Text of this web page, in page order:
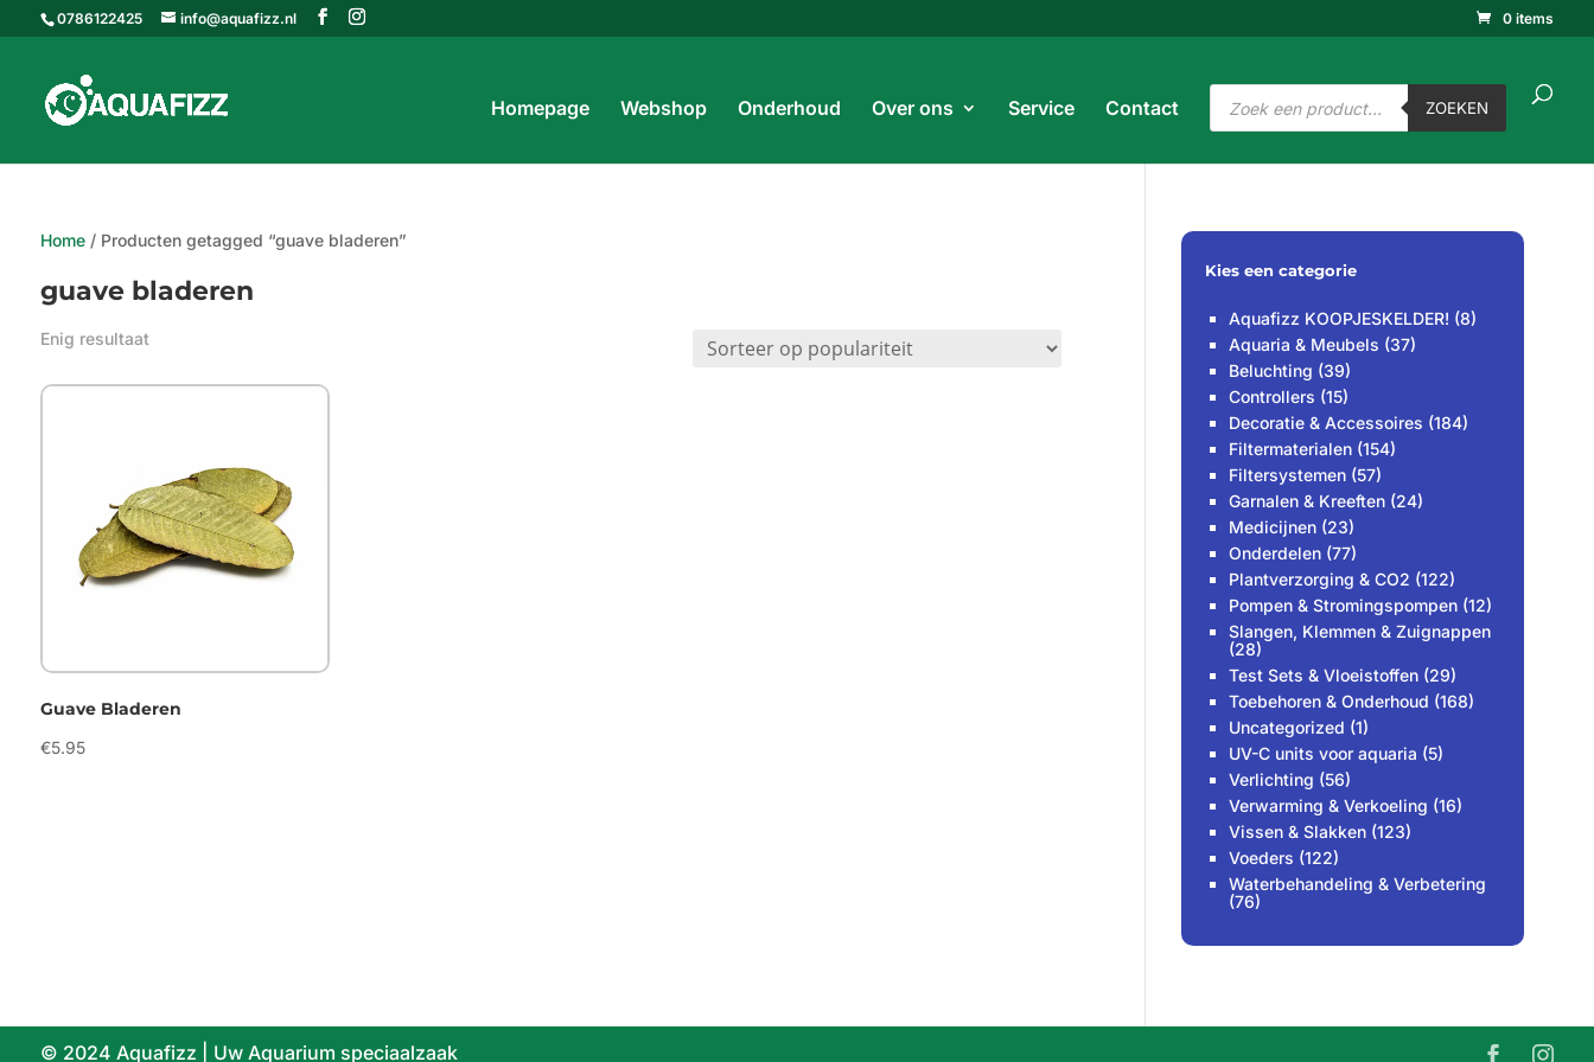
0786122425 info@aquafizz.nl 0 items
Homepage Webshop Onderhoud Over ons Service Contact
Producten
zoeken
ZOEKEN
Producten
Home/ Producten getagged “guave bladeren”
guave bladeren
Enig resultaat
Guave Bladeren
€5.95
Kies een categorie
Aquafizz KOOPJESKELDER! (8)
Aquaria & Meubels (37)
Beluchting (39)
Controllers (15)
Decoratie & Accessoires (184)
Filtermaterialen (154)
Filtersystemen (57)
Garnalen & Kreeften (24)
Medicijnen (23)
Onderdelen (77)
Plantverzorging & CO2 (122)
Pompen & Stromingspompen (12)
Slangen, Klemmen & Zuignappen
(28)
Test Sets & Vloeistoffen (29)
Toebehoren & Onderhoud (168)
Uncategorized (1)
UV-C units voor aquaria (5)
Verlichting (56)
Verwarming & Verkoeling (16)
Vissen & Slakken (123)
Voeders (122)
Waterbehandeling & Verbetering
(76)
© 2024 Aquafizz | Uw Aquarium speciaalzaak